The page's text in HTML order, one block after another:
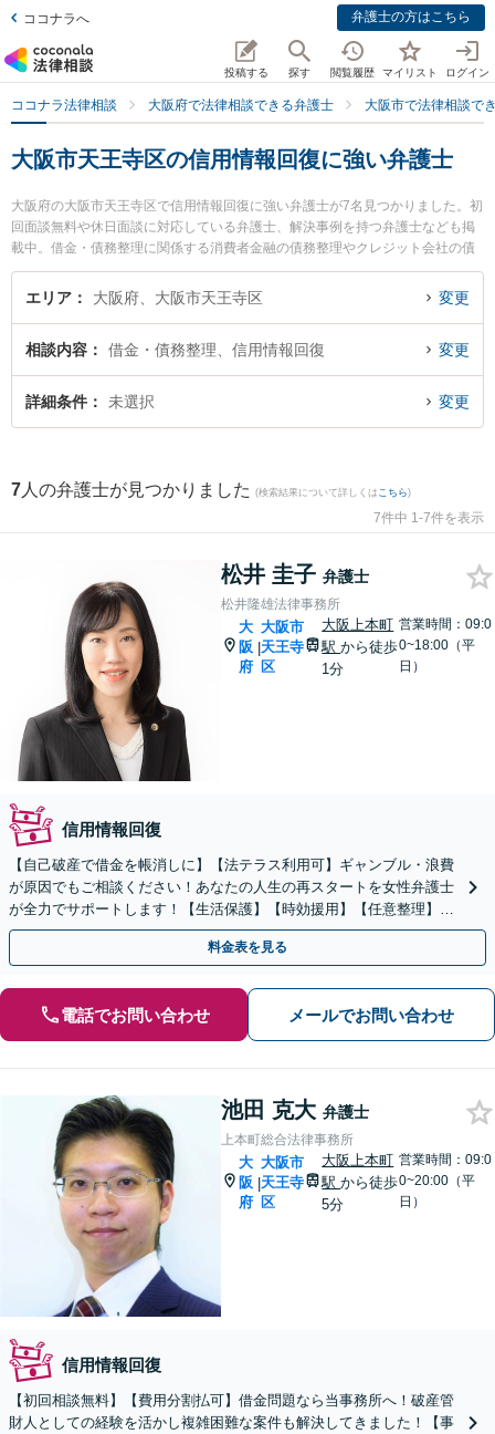
ココナラへ 弁護士の方はこちら
投稿する 探す 閲覧履歴 マイリスト ログイン
ココナラ法律相談 大阪府で法律相談できる弁護士 大阪市で法律相談で
大阪市天王寺区の信用情報回復に強い弁護士
大阪府の大阪市天王寺区で信用情報回復に強い弁護士が7名見つかりました。初
回面談無料や休日面談に対応している弁護士、解決事例を持つ弁護士なども掲
載中。借金・債務整理に関係する消費者金融の債務整理やクレジット会社の債
務整理、リボ払いの債務整理等の細かな分野での絞り込み検索もでき便利で
す。特に松井隆雄法律事務所の松井 圭子弁護士や上本町総合法律事務所の池田
生した信用情報回復のトラブルを今すぐに弁護士に相談したい』『信用情報回
復のトラブル解決の実績豊富な近くの弁護士を検索したい』『初回相談無料で
信用情報回復を法律相談できる大阪市天王寺区内の弁護士に相談予約したい』
エリア 大阪府、大阪市天王寺区 変更
相談内容 借金・債務整理、信用情報回復 変更
詳細条件 未選択 変更
7 人の弁護士が見つかりました (検索結果について詳しくは こちら)
7件中 1-7件を表示
松井 圭子 弁護士
松井隆雄法律事務所
大
阪
府
|
大阪市
天王寺
区
大阪上本町
駅から徒歩
1分
営業時間：09:0
0~18:00（平
日）
信用情報回復
【自己破産で借金を帳消しに】【法テラス利用可】ギャンブル・浪費
が原因でもご相談ください！あなたの人生の再スタートを女性弁護士
が全力でサポートします！【生活保護】【時効援用】【任意整理】
【個人再生】
料金表を見る
電話でお問い合わせ メールでお問い合わせ
池田 克大 弁護士
上本町総合法律事務所
大
阪
府
|
大阪市
天王寺
区
大阪上本町
駅から徒歩
5分
営業時間：09:0
0~20:00（平
日）
信用情報回復
【初回相談無料】【費用分割払可】借金問題なら当事務所へ！破産管
財人としての経験を活かし複雑困難な案件も解決してきました！【事